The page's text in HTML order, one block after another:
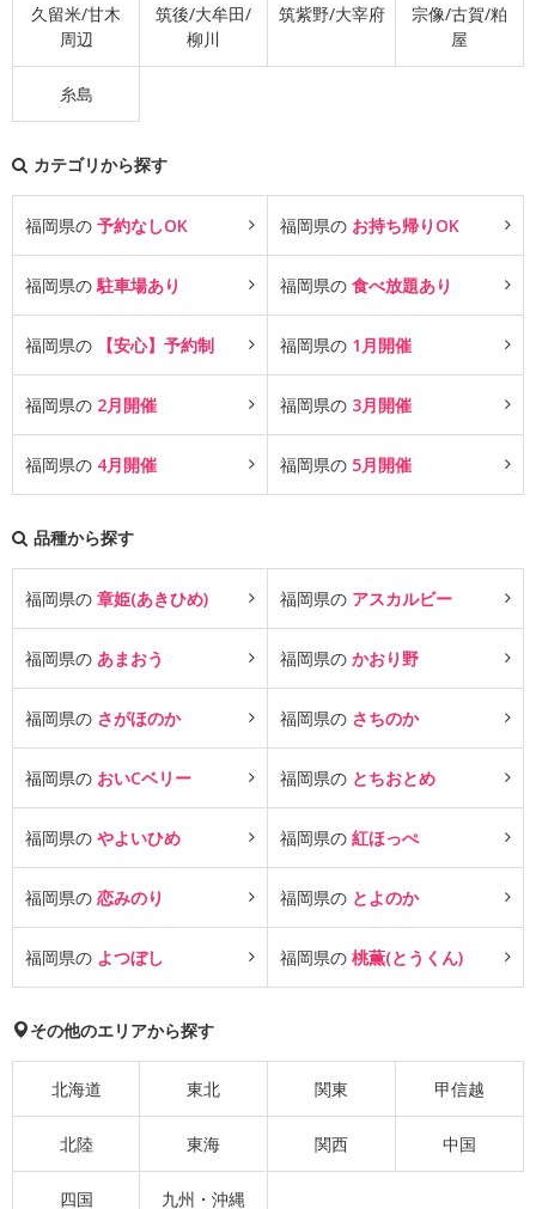
久留米/甘木
周辺
筑後/大牟田/
柳川
筑紫野/大宰府
宗像/古賀/粕
屋
糸島
カテゴリから探す
福岡県の 予約なしOK 福岡県の お持ち帰りOK
福岡県の 駐車場あり 福岡県の 食べ放題あり
福岡県の 【安心】予約制 福岡県の 1月開催
福岡県の 2月開催 福岡県の 3月開催
福岡県の 4月開催 福岡県の 5月開催
品種から探す
福岡県の 章姫(あきひめ) 福岡県の アスカルビー
福岡県の あまおう 福岡県の かおり野
福岡県の さがほのか 福岡県の さちのか
福岡県の おいCベリー 福岡県の とちおとめ
福岡県の やよいひめ 福岡県の 紅ほっぺ
福岡県の 恋みのり 福岡県の とよのか
福岡県の よつぼし 福岡県の 桃薫(とうくん)
その他のエリアから探す
北海道 東北 関東 甲信越
北陸 東海 関西 中国
四国 九州・沖縄